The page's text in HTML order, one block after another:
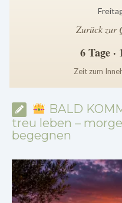
Zurück zur
6 Tage ·
Zeit zum
BALD
treu leben –
begegnen